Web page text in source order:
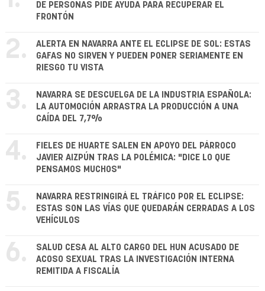
DE PERSONAS PIDE AYUDA PARA RECUPERAR EL
FRONTÓN
2.
ALERTA EN NAVARRA ANTE EL ECLIPSE DE SOL: ESTAS
GAFAS NO SIRVEN Y PUEDEN PONER SERIAMENTE EN
RIESGO TU VISTA
3.
NAVARRA SE DESCUELGA DE LA INDUSTRIA ESPAÑOLA:
LA AUTOMOCIÓN ARRASTRA LA PRODUCCIÓN A UNA
CAÍDA DEL 7,7%
4.
FIELES DE HUARTE SALEN EN APOYO DEL PÁRROCO
JAVIER AIZPÚN TRAS LA POLÉMICA: "DICE LO QUE
PENSAMOS MUCHOS"
5.
NAVARRA RESTRINGIRÁ EL TRÁFICO POR EL ECLIPSE:
ESTAS SON LAS VÍAS QUE QUEDARÁN CERRADAS A LOS
VEHÍCULOS
6.
SALUD CESA AL ALTO CARGO DEL HUN ACUSADO DE
ACOSO SEXUAL TRAS LA INVESTIGACIÓN INTERNA
REMITIDA A FISCALÍA